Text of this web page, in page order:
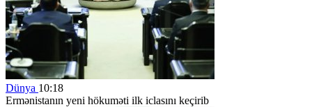
Dünya 10:18
Ermənistanın yeni hökuməti ilk iclasını keçirib